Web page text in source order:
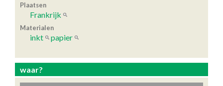
Plaatsen
Frankrijk
Materialen
inkt papier
waar?